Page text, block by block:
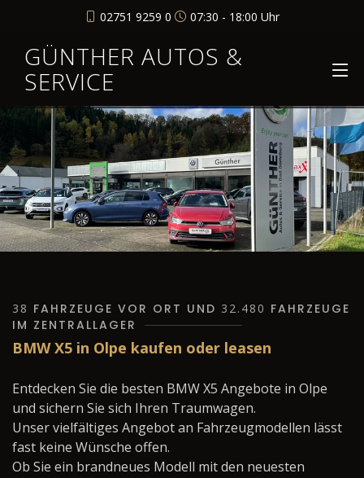
02751 9259 0 07:30 - 18:00 Uhr
GÜNTHER AUTOS &
SERVICE
38 FAHRZEUGE VOR ORT UND 32.480 FAHRZEUGE
IM ZENTRALLAGER
BMW X5 in Olpe kaufen oder leasen
Entdecken Sie die besten BMW X5 Angebote in Olpe
und sichern Sie sich Ihren Traumwagen.
Unser vielfältiges Angebot an Fahrzeugmodellen lässt
fast keine Wünsche offen.
Ob Sie ein brandneues Modell mit den neuesten